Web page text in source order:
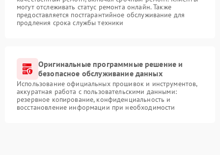
могут отслеживать статус ремонта онлайн. Также
предоставляется постгарантийное обслуживание для
продления срока службы техники
Оригинальные программные решение и
безопасное обслуживание данных
Использование официальных прошивок и инструментов,
аккуратная работа с пользовательскими данными:
резервное копирование, конфиденциальность и
восстановление информации при необходимости